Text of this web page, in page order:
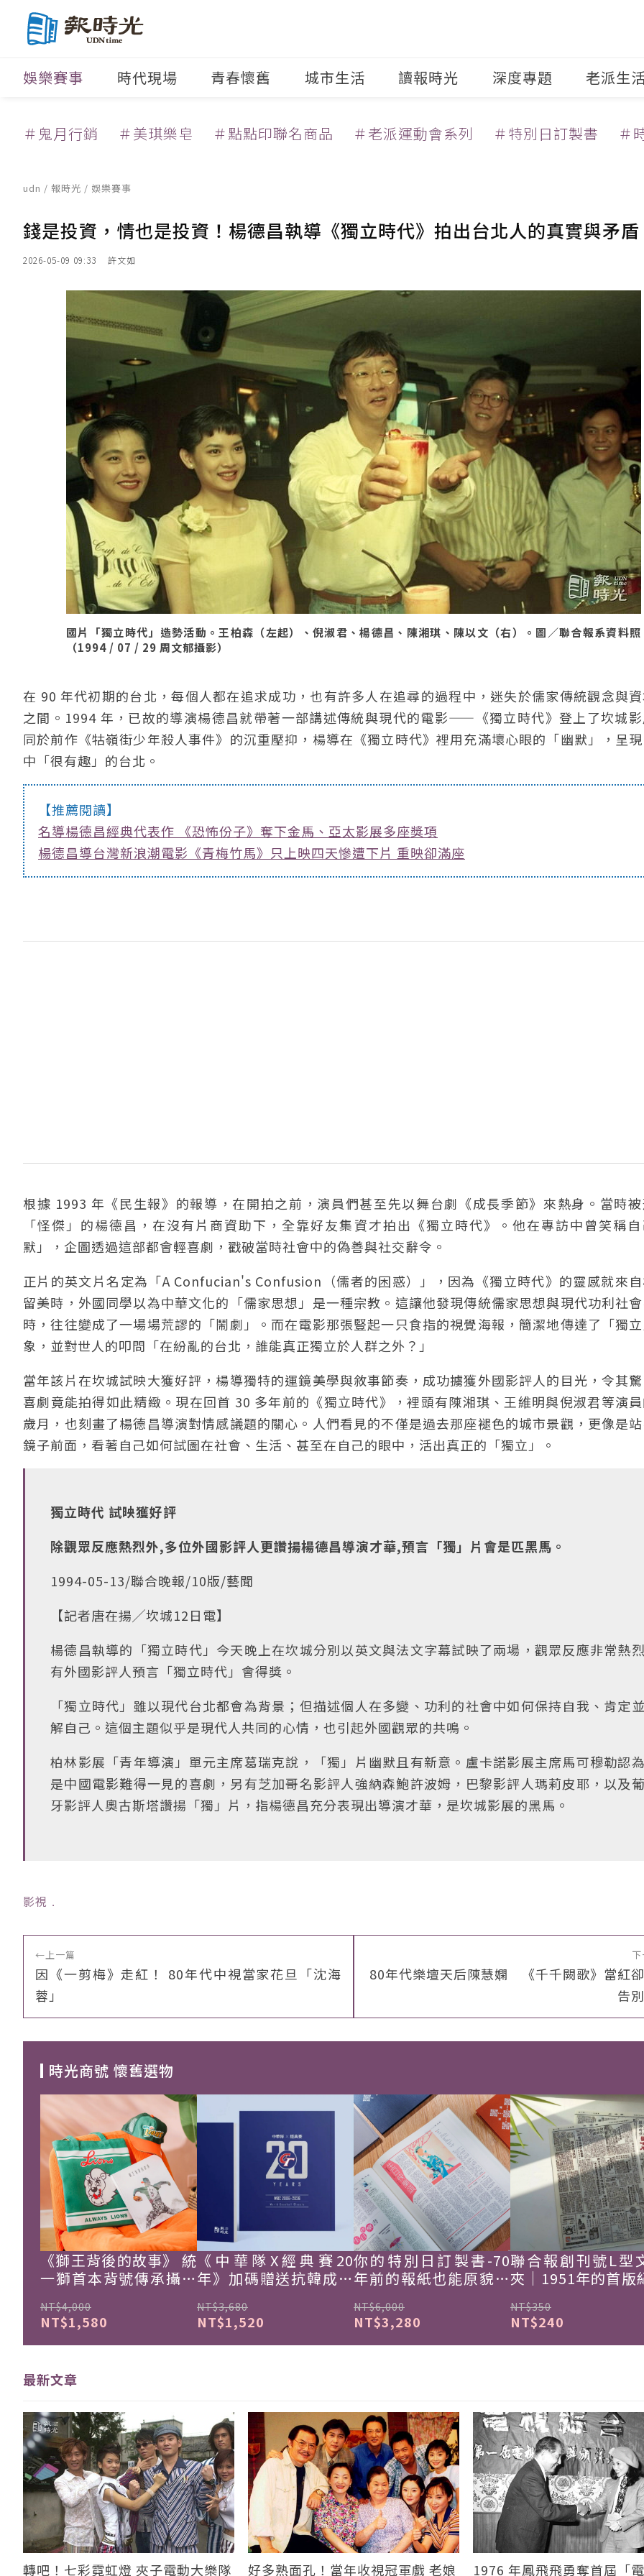
娛樂賽事 時代現場 青春懷舊 城市生活 讀報時光 深度專題 老派生
＃鬼月行銷 ＃美琪樂皂 ＃點點印聯名商品 ＃老派運動會系列 ＃特別日訂製書 ＃
udn / 報時光 / 娛樂賽事
錢是投資，情也是投資！楊德昌執導《獨立時代》拍出台北人的真實與矛盾
2026-05-09 09:33 許文如
國片「獨立時代」造勢活動。王柏森（左起）、倪淑君、楊德昌、陳湘琪、陳以文（右）。圖／聯合報系資料照
（1994 / 07 / 29 周文郁攝影）
在 90 年代初期的台北，每個人都在追求成功，也有許多人在追尋的過程中，迷失於儒家傳統觀念與
之間。1994 年，已故的導演楊德昌就帶著一部講述傳統與現代的電影——《獨立時代》登上了坎城
同於前作《牯嶺街少年殺人事件》的沉重壓抑，楊導在《獨立時代》裡用充滿壞心眼的「幽默」，呈
中「很有趣」的台北。
【推薦閱讀】
名導楊德昌經典代表作 《恐怖份子》奪下金馬、亞太影展多座獎項
楊德昌導台灣新浪潮電影《青梅竹馬》只上映四天慘遭下片 重映卻滿座
根據 1993 年《民生報》的報導，在開拍之前，演員們甚至先以舞台劇《成長季節》來熱身。當時
「怪傑」的楊德昌，在沒有片商資助下，全靠好友集資才拍出《獨立時代》。他在專訪中曾笑稱
默」，企圖透過這部都會輕喜劇，戳破當時社會中的偽善與社交辭令。
正片的英文片名定為「A Confucian's Confusion（儒者的困惑）」，因為《獨立時代》的靈感就來
留美時，外國同學以為中華文化的「儒家思想」是一種宗教。這讓他發現傳統儒家思想與現代功利社
時，往往變成了一場場荒謬的「鬧劇」。而在電影那張豎起一只食指的視覺海報，簡潔地傳達了「獨
象，並對世人的叩問「在紛亂的台北，誰能真正獨立於人群之外？」
當年該片在坎城試映大獲好評，楊導獨特的運鏡美學與敘事節奏，成功擄獲外國影評人的目光，令其
喜劇竟能拍得如此精緻。現在回首 30 多年前的《獨立時代》，裡頭有陳湘琪、王維明與倪淑君等演
歲月，也刻畫了楊德昌導演對情感議題的關心。人們看見的不僅是過去那座褪色的城市景觀，更像是
鏡子前面，看著自己如何試圖在社會、生活、甚至在自己的眼中，活出真正的「獨立」。
獨立時代 試映獲好評
除觀眾反應熱烈外,多位外國影評人更讚揚楊德昌導演才華,預言「獨」片會是匹黑馬。
1994-05-13/聯合晚報/10版/藝聞
【記者唐在揚╱坎城12日電】
楊德昌執導的「獨立時代」今天晚上在坎城分別以英文與法文字幕試映了兩場，觀眾反應非常熱烈
有外國影評人預言「獨立時代」會得獎。
「獨立時代」雖以現代台北都會為背景；但描述個人在多變、功利的社會中如何保持自我、肯定
解自己。這個主題似乎是現代人共同的心情，也引起外國觀眾的共鳴。
柏林影展「青年導演」單元主席葛瑞克說，「獨」片幽默且有新意。盧卡諾影展主席馬可穆勒認
是中國電影難得一見的喜劇，另有芝加哥名影評人強納森鮑許波姆，巴黎影評人瑪莉皮耶，以及
牙影評人奧古斯塔讚揚「獨」片，指楊德昌充分表現出導演才華，是坎城影展的黑馬。
影視 ﹒
←上一篇
因《一剪梅》走紅！ 80年代中視當家花旦「沈海
蓉」
80年代樂壇天后陳慧嫻 《千千闕歌》當紅
告
時光商號 懷舊選物
《獅王背後的故事》 統
一獅首本背號傳承攝影
NT$4,000
NT$1,580
《中華隊X經典賽20
年》加碼贈送抗韓成功
NT$3,680
NT$1,520
你的特別日訂製書-70
年前的報紙也能原貌重
NT$6,000
NT$3,280
聯合報創刊號L型
夾｜1951年的首版
NT$350
NT$240
最新文章
轉吧！七彩霓虹燈 夾子電動大樂隊 好多熟面孔！當年收視冠軍戲 老娘 1976 年鳳飛飛勇奪首屆「